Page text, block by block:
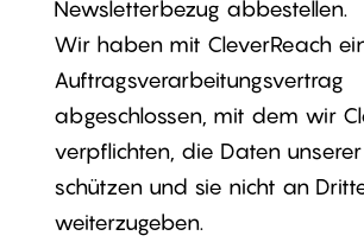
Newsletterbezug abbestellen.
Wir haben mit CleverReach
Auftragsverarbeitungsvertrag
abgeschlossen, mit dem wir
verpflichten, die Daten
schützen und sie nicht an
weiterzugeben.